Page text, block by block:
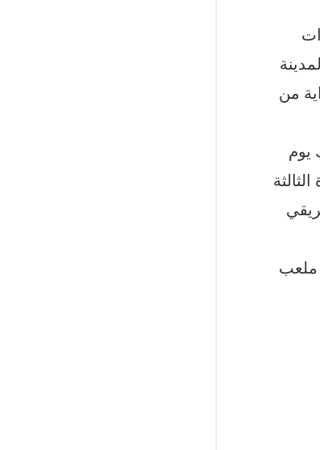
نسور المدينة
بداية من
يوم
ملعب